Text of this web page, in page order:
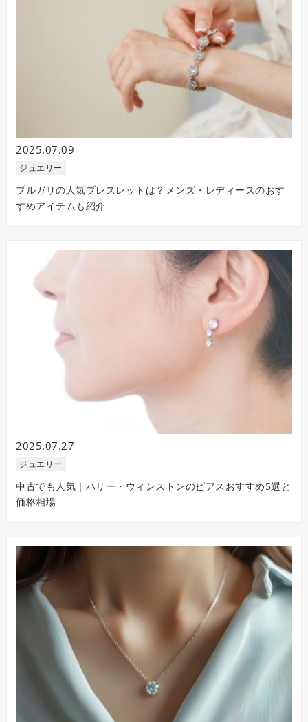
2025.07.09
ジュエリー
ブルガリの人気ブレスレットは？メンズ・レディースのおす
すめアイテムも紹介
2025.07.27
ジュエリー
中古でも人気｜ハリー・ウィンストンのピアスおすすめ5選と
価格相場